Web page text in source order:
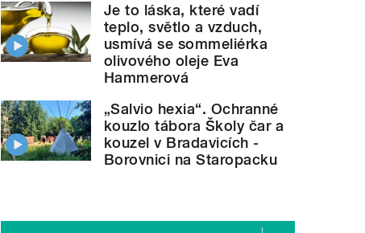
Je to láska, které vadí
teplo, světlo a vzduch,
usmívá se sommeliérka
olivového oleje Eva
Hammerová
„Salvio hexia“. Ochranné
kouzlo tábora Školy čar a
kouzel v Bradavicích -
Borovnici na Staropacku